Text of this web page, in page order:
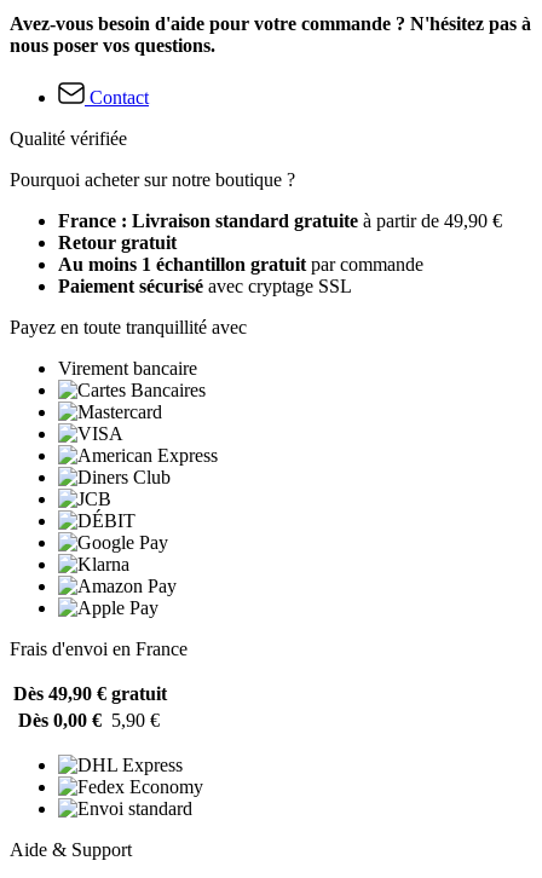
Avez-vous besoin d'aide pour votre commande ? N'hésitez pas à
nous poser vos questions.
Contact
Qualité vérifiée
Pourquoi acheter sur notre boutique ?
France : Livraison standard gratuite à partir de 49,90 €
Retour gratuit
Au moins 1 échantillon gratuit par commande
Paiement sécurisé avec cryptage SSL
Payez en toute tranquillité avec
Virement bancaire
Frais d'envoi en France
Dès 49,90 € gratuit
Dès 0,00 € 5,90 €
Aide & Support